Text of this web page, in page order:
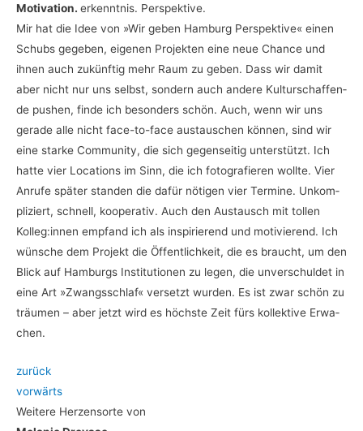
Moti­va­ti­on. erkennt­nis. Perspektive.
Mir hat die Idee von »Wir geben Ham­burg Per­spek­ti­ve« einen
Schubs gege­ben, eige­nen Pro­jek­ten eine neue Chan­ce und
ihnen auch zukünf­tig mehr Raum zu geben. Dass wir damit
aber nicht nur uns selbst, son­dern auch ande­re Kul­tur­schaf­fen­
de pushen, fin­de ich beson­ders schön. Auch, wenn wir uns
gera­de alle nicht face-to-face aus­tau­schen kön­nen, sind wir
eine star­ke Com­mu­ni­ty, die sich gegen­sei­tig unter­stützt. Ich
hat­te vier Loca­ti­ons im Sinn, die ich foto­gra­fie­ren woll­te. Vier
Anru­fe spä­ter stan­den die dafür nöti­gen vier Ter­mi­ne. Unkom­
pli­ziert, schnell, koope­ra­tiv. Auch den Aus­tausch mit tol­len
Kolleg:innen emp­fand ich als inspi­rie­rend und moti­vie­rend. Ich
wün­sche dem Pro­jekt die Öffent­lich­keit, die es braucht, um den
Blick auf Ham­burgs Insti­tu­tio­nen zu legen, die unver­schul­det in
eine Art »Zwangs­schlaf« ver­setzt wur­den. Es ist zwar schön zu
träu­men – aber jetzt wird es höchs­te Zeit fürs kol­lek­ti­ve Erwa­
chen.
zurück
vor­wärts
Wei­te­re Her­zens­or­te von